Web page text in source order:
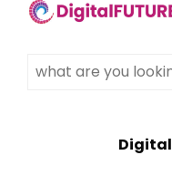
Search